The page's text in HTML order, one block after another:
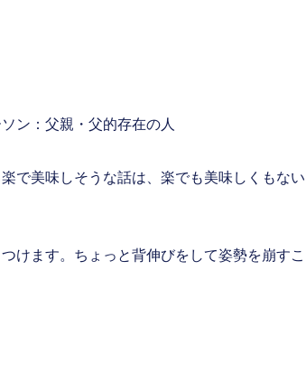
：父親・父的存在の人
で美味しそうな話は、楽でも美味しくもない
けます。ちょっと背伸びをして姿勢を崩すこ